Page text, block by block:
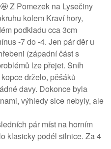
Z Pomezek na Lysečiny
kolem Kraví hory,
podkladu cca 3cm
-7 do -4. Jen pár děr u
(západní část s
lze přejet. Sníh
drželo, pěšáků
davy. Dokonce byla
výhledy sice nebyly, ale
pár míst na horním
klasicky podél silnice. Za 4